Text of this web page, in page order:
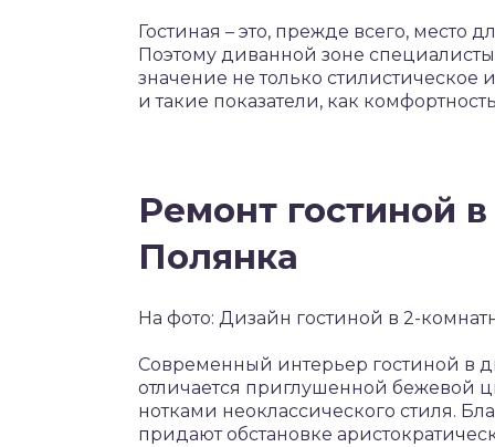
Гостиная – это, прежде всего, место
Поэтому диванной зоне
значение не только
и такие показатели, как
Ремонт гостиной
Полянка
На фото: Дизайн гостиной в 2-
Современный интерьер гостиной в
отличается приглушенной бежевой
нотками неоклассического стиля.
придают обстановке